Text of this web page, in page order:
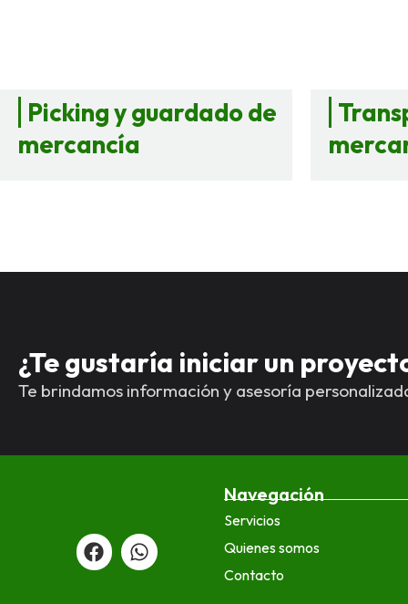
Picking y guardado de
mercancía
¿Te gustaría iniciar un
Te brindamos información y asesoría
a
c
h
a
Navegación
Servicios
Quienes somos
Contacto